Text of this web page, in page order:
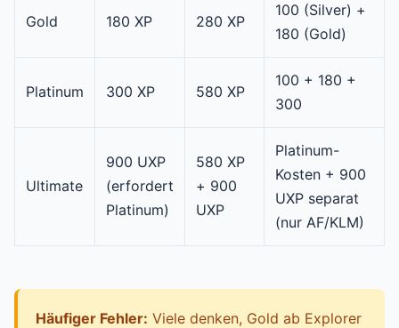
Gold 180 XP 280 XP
100 (Silver) +
180 (Gold)
Platinum 300 XP 580 XP
100 + 180 +
300
Ultimate
900 UXP
(erfordert
Platinum)
580 XP
+ 900
UXP
Platinum-
Kosten + 900
UXP separat
(nur AF/KLM)
Häufiger Fehler: Viele denken, Gold ab Explorer